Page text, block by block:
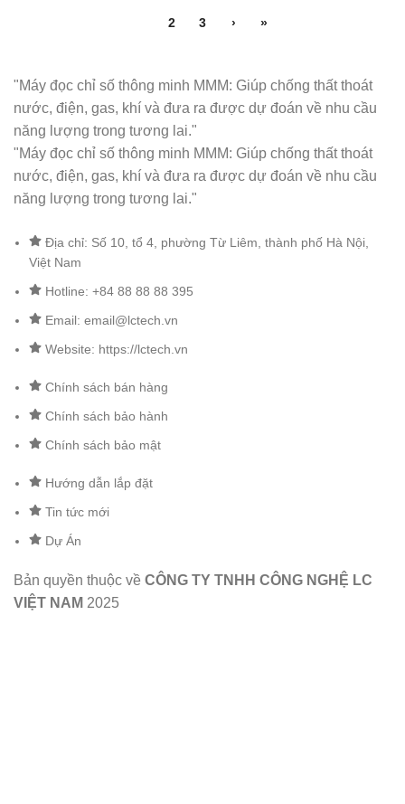
2 3 › »
"Máy đọc chỉ số thông minh MMM: Giúp chống thất thoát
nước, điện, gas, khí và đưa ra được dự đoán về nhu cầu
năng lượng trong tương lai."
"Máy đọc chỉ số thông minh MMM: Giúp chống thất thoát
nước, điện, gas, khí và đưa ra được dự đoán về nhu cầu
năng lượng trong tương lai."
Địa chỉ: Số 10, tổ 4, phường Từ Liêm, thành phố Hà Nội,
Việt Nam
Hotline: +84 88 88 88 395
Email: email@lctech.vn
Website: https://lctech.vn
Chính sách bán hàng
Chính sách bảo hành
Chính sách bảo mật
Hướng dẫn lắp đặt
Tin tức mới
Dự Án
Bản quyền thuộc về CÔNG TY TNHH CÔNG NGHỆ LC
VIỆT NAM 2025